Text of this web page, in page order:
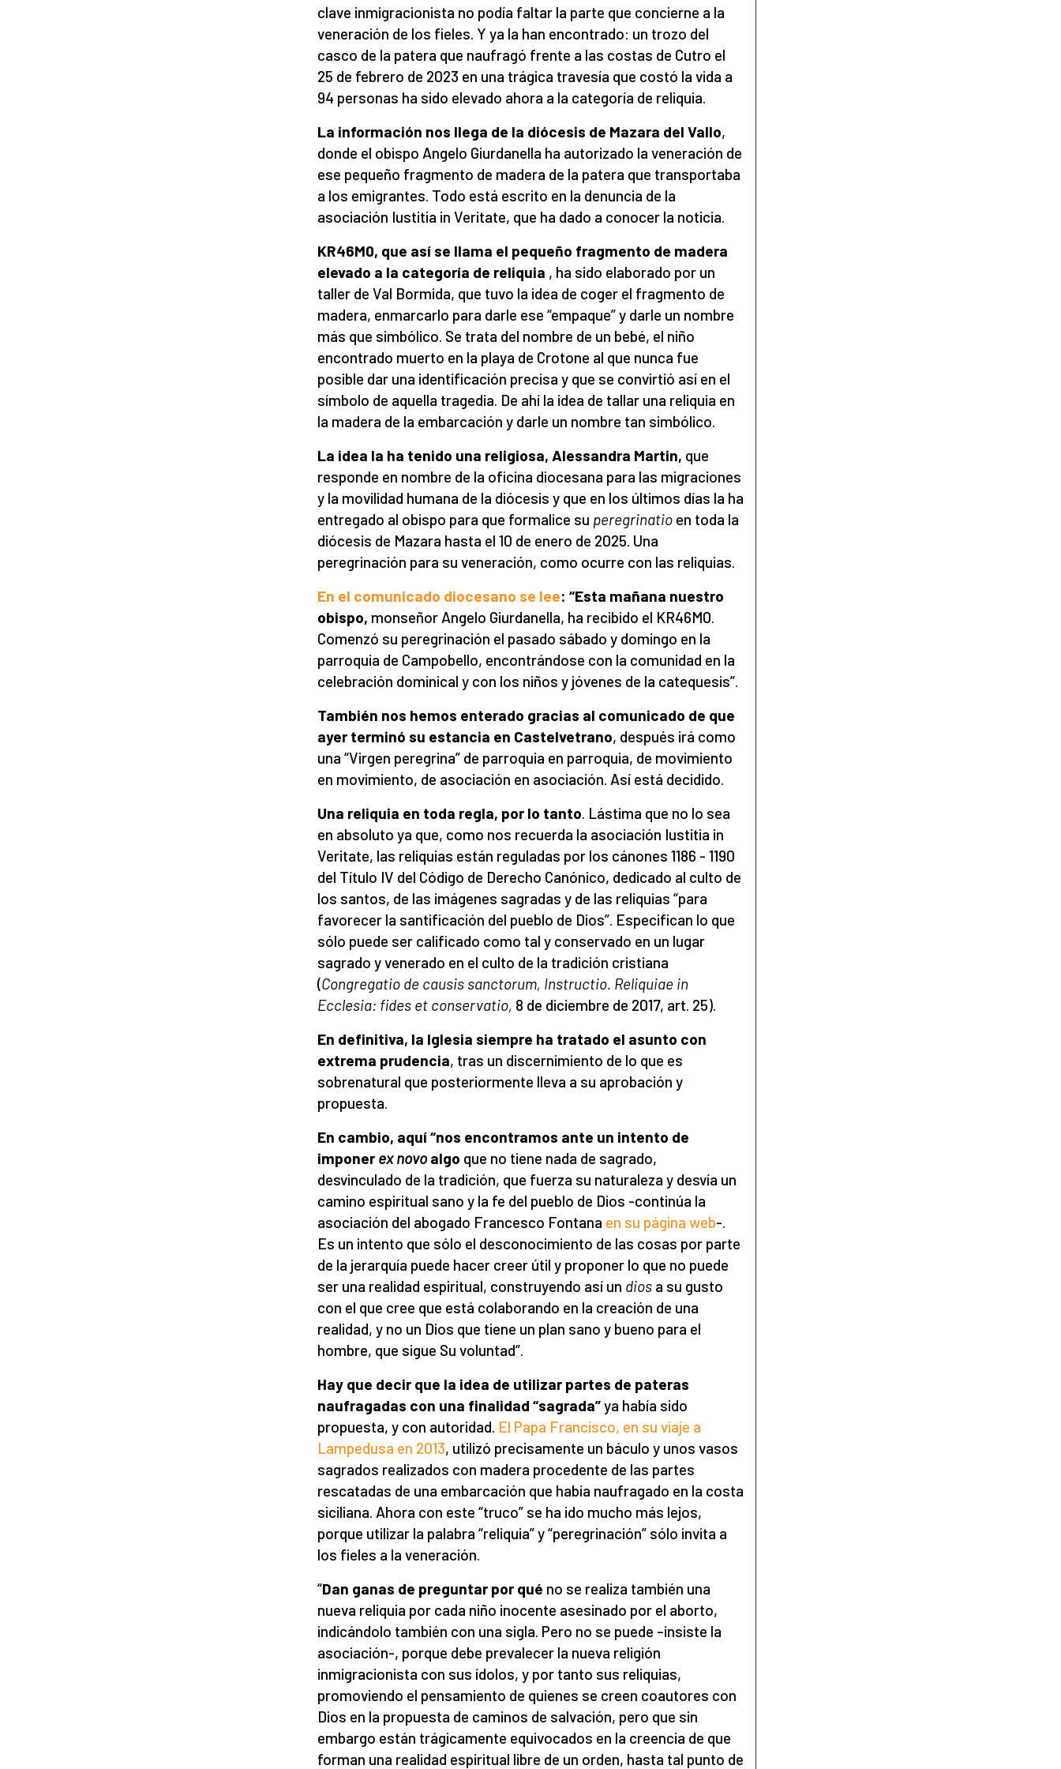
clave inmigracionista no podía faltar la parte que concierne a la
veneración de los fieles. Y ya la han encontrado: un trozo del
casco de la patera que naufragó frente a las costas de Cutro el
25 de febrero de 2023 en una trágica travesía que costó la vida a
94 personas ha sido elevado ahora a la categoría de reliquia.
La información nos llega de la diócesis de Mazara del Vallo,
donde el obispo Angelo Giurdanella ha autorizado la veneración de
ese pequeño fragmento de madera de la patera que transportaba
a los emigrantes. Todo está escrito en la denuncia de la
asociación Iustitia in Veritate, que ha dado a conocer la noticia.
KR46M0, que así se llama el pequeño fragmento de madera
elevado a la categoría de reliquia , ha sido elaborado por un
taller de Val Bormida, que tuvo la idea de coger el fragmento de
madera, enmarcarlo para darle ese “empaque” y darle un nombre
más que simbólico. Se trata del nombre de un bebé, el niño
encontrado muerto en la playa de Crotone al que nunca fue
posible dar una identificación precisa y que se convirtió así en el
símbolo de aquella tragedia. De ahí la idea de tallar una reliquia en
la madera de la embarcación y darle un nombre tan simbólico.
La idea la ha tenido una religiosa, Alessandra Martin, que
responde en nombre de la oficina diocesana para las migraciones
y la movilidad humana de la diócesis y que en los últimos días la ha
entregado al obispo para que formalice su peregrinatio en toda la
diócesis de Mazara hasta el 10 de enero de 2025. Una
peregrinación para su veneración, como ocurre con las reliquias.
En el comunicado diocesano se lee: “Esta mañana nuestro
obispo, monseñor Angelo Giurdanella, ha recibido el KR46M0.
Comenzó su peregrinación el pasado sábado y domingo en la
parroquia de Campobello, encontrándose con la comunidad en la
celebración dominical y con los niños y jóvenes de la catequesis”.
También nos hemos enterado gracias al comunicado de que
ayer terminó su estancia en Castelvetrano, después irá como
una “Virgen peregrina” de parroquia en parroquia, de movimiento
en movimiento, de asociación en asociación. Así está decidido.
Una reliquia en toda regla, por lo tanto. Lástima que no lo sea
en absoluto ya que, como nos recuerda la asociación Iustitia in
Veritate, las reliquias están reguladas por los cánones 1186 - 1190
del Título IV del Código de Derecho Canónico, dedicado al culto de
los santos, de las imágenes sagradas y de las reliquias “para
favorecer la santificación del pueblo de Dios”. Especifican lo que
sólo puede ser calificado como tal y conservado en un lugar
sagrado y venerado en el culto de la tradición cristiana
(Congregatio de causis sanctorum, Instructio. Reliquiae in
Ecclesia: fides et conservatio, 8 de diciembre de 2017, art. 25).
En definitiva, la Iglesia siempre ha tratado el asunto con
extrema prudencia, tras un discernimiento de lo que es
sobrenatural que posteriormente lleva a su aprobación y
propuesta.
En cambio, aquí “nos encontramos ante un intento de
imponer ex novo algo que no tiene nada de sagrado,
desvinculado de la tradición, que fuerza su naturaleza y desvía un
camino espiritual sano y la fe del pueblo de Dios -continúa la
asociación del abogado Francesco Fontana en su página web-.
Es un intento que sólo el desconocimiento de las cosas por parte
de la jerarquía puede hacer creer útil y proponer lo que no puede
ser una realidad espiritual, construyendo así un dios a su gusto
con el que cree que está colaborando en la creación de una
realidad, y no un Dios que tiene un plan sano y bueno para el
hombre, que sigue Su voluntad”.
Hay que decir que la idea de utilizar partes de pateras
naufragadas con una finalidad “sagrada”ya había sido
propuesta, y con autoridad. El Papa Francisco, en su viaje a
Lampedusa en 2013, utilizó precisamente un báculo y unos vasos
sagrados realizados con madera procedente de las partes
rescatadas de una embarcación que había naufragado en la costa
siciliana. Ahora con este “truco” se ha ido mucho más lejos,
porque utilizar la palabra “reliquia” y “peregrinación” sólo invita a
los fieles a la veneración.
“Dan ganas de preguntar por qué no se realiza también una
nueva reliquia por cada niño inocente asesinado por el aborto,
indicándolo también con una sigla. Pero no se puede –insiste la
asociación-, porque debe prevalecer la nueva religión
inmigracionista con sus ídolos, y por tanto sus reliquias,
promoviendo el pensamiento de quienes se creen coautores con
Dios en la propuesta de caminos de salvación, pero que sin
embargo están trágicamente equivocados en la creencia de que
forman una realidad espiritual libre de un orden, hasta tal punto de